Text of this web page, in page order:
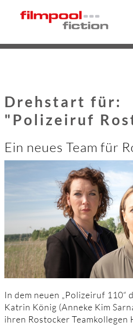
Drehstart für:
"Polizeiruf
Ein neues Team für
In dem neuen „Polizeiruf 110“
Katrin König (Anneke Kim
ihren Rostocker Teamkollegen